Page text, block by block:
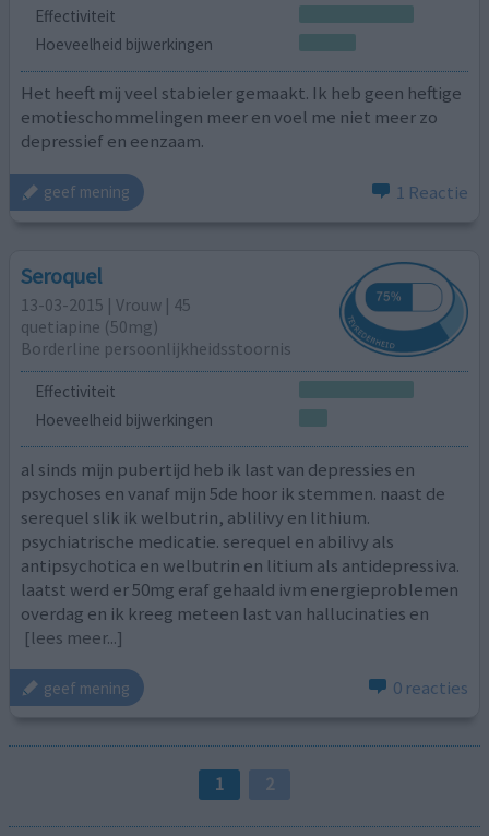
Effectiviteit
Hoeveelheid bijwerkingen
Het heeft mij veel stabieler gemaakt. Ik heb geen heftige
emotieschommelingen meer en voel me niet meer zo
depressief en eenzaam.
geef mening 1 Reactie
Seroquel
13-03-2015 | Vrouw | 45
quetiapine (50mg)
Borderline persoonlijkheidsstoornis
Effectiviteit
Hoeveelheid bijwerkingen
al sinds mijn pubertijd heb ik last van depressies en
psychoses en vanaf mijn 5de hoor ik stemmen. naast de
serequel slik ik welbutrin, ablilivy en lithium.
psychiatrische medicatie. serequel en abilivy als
antipsychotica en welbutrin en litium als antidepressiva.
laatst werd er 50mg eraf gehaald ivm energieproblemen
overdag en ik kreeg meteen last van hallucinaties en
[lees meer...]
geef mening 0 reacties
1 2